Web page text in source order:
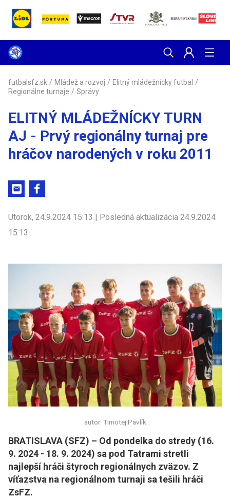
futbalsfz.sk / Mládež a rozvoj / Elitný mládežnícky futbal /
Regionálne turnaje / Správy
ELITNÝ MLÁDEŽNÍCKY TURN
AJ - Prvý regionálny turnaj pre
hráčov narodených v roku 2011
Utorok, 24.9.2024 15:13 | Posledná aktualizácia 24.9.2024
15:13
autor: Timotej Pavlík
BRATISLAVA (SFZ) – Od pondelka do stredy (16.
9. 2024 - 18. 9. 2024) sa pod Tatrami stretli
najlepší hráči štyroch regionálnych zväzov. Z
víťazstva na regionálnom turnaji sa tešili hráči
ZsFZ.